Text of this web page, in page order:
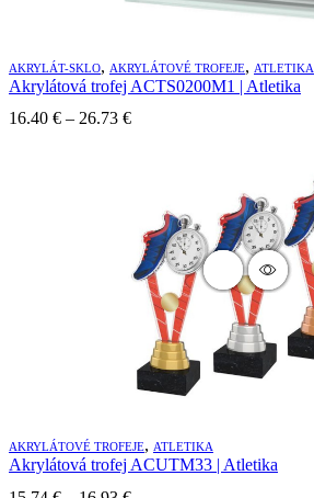
AKRYLÁT-SKLO, AKRYLÁTOVÉ TROFEJE, ATLETIKA
Akrylátová trofej ACTS0200M1 | Atletika
16.40 € – 26.73 €
AKRYLÁTOVÉ TROFEJE, ATLETIKA
Akrylátová trofej ACUTM33 | Atletika